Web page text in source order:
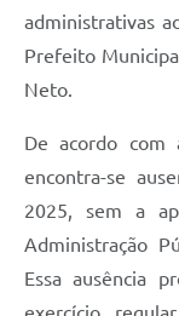
administrativas
Prefeito
Neto.
De acordo com
encontra-se
2025, sem a
Administração
Essa ausência